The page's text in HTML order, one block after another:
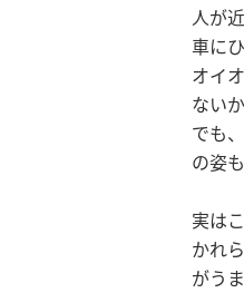
人が
車に
オイ
ない
でも
の姿
実は
かれ
がう